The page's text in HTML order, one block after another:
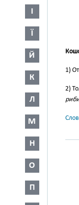
І
Ї
Й
К
Л
М
Н
О
П
1)
2)